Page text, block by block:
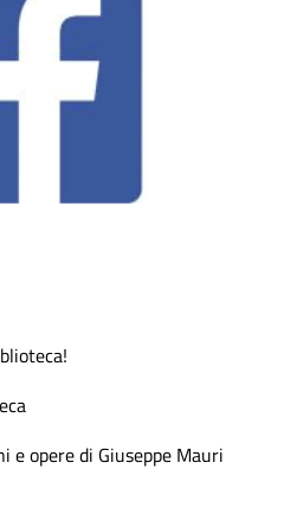
opere di Giuseppe Mauri